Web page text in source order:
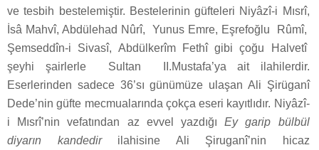
ve tesbih bestelemiştir. Bestelerinin güfteleri Niyâzî-i Mısrî,
İsâ Mahvî, Abdülehad Nûrî, Yunus Emre, Eşrefoğlu Rûmî,
Şemseddîn-i Sivasî, Abdülkerîm Fethî gibi çoğu Halvetî
şeyhi şairlerle Sultan II.Mustafa’ya ait ilahilerdir.
Eserlerinden sadece 36’sı günümüze ulaşan Ali Şirüganî
Dede’nin güfte mecmualarında çokça eseri kayıtlıdır. Niyâzî-
i Mısrî’nin vefatından az evvel yazdığıEy garip bülbül
diyarın kandedirilahisine Ali Şiruganî’nin hicaz